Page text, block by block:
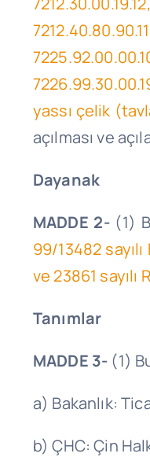
yassı çelik
açılması ve
Dayanak
MADDE 2- (1)
99/13482
ve 23861
Tanımlar
MADDE 3- (1)
a) Bakanlık:
b) ÇHC: Çin